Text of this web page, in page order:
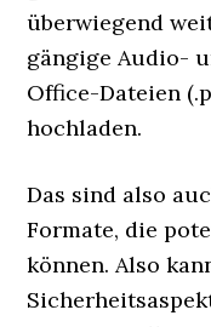
überwiegend
gängige Audio-
Office-Dateien
hochladen.
Das sind also
Formate, die
können. Also